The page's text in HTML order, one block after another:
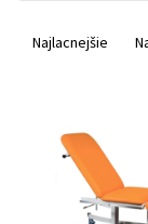
Najlacnejšie